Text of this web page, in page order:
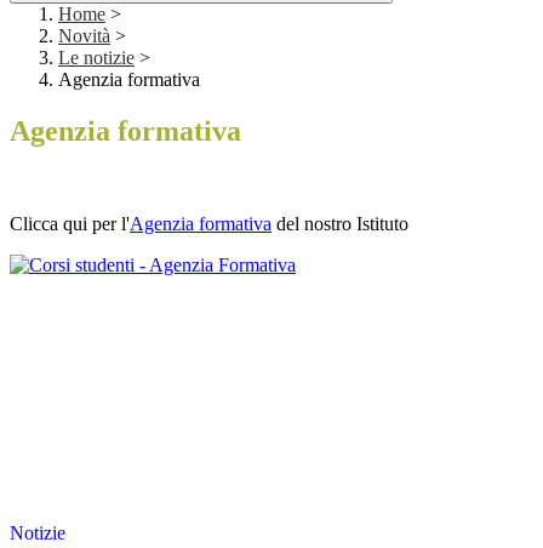
Home >
Novità >
Le notizie >
Agenzia formativa
Agenzia formativa
Clicca qui per l'Agenzia formativa del nostro Istituto
Notizie